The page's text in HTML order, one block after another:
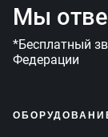
Мы
*Бесплатный
Федерации